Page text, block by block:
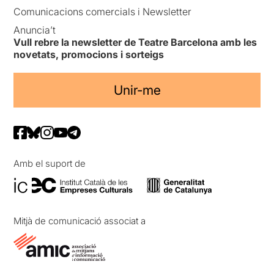
Comunicacions comercials i Newsletter
Anuncia’t
Vull rebre la newsletter de Teatre Barcelona amb les
novetats, promocions i sorteigs
Unir-me
Amb el suport de
Mitjà de comunicació associat a